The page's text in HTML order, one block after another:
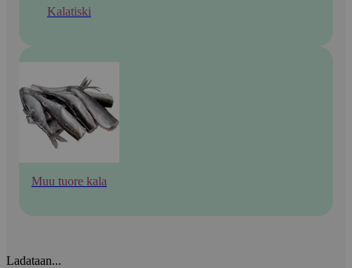
Kalatiski
Muu tuore kala
Ladataan...